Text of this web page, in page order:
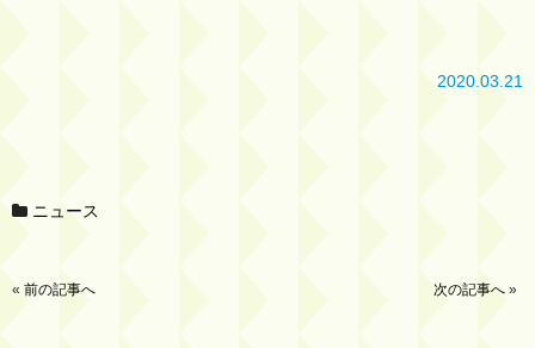
2020.03.21
ニュース
« 前の記事へ 次の記事へ »